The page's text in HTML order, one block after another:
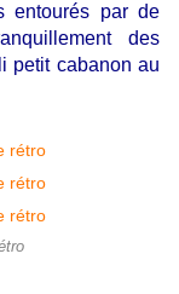
entourés par de
des
petit cabanon au